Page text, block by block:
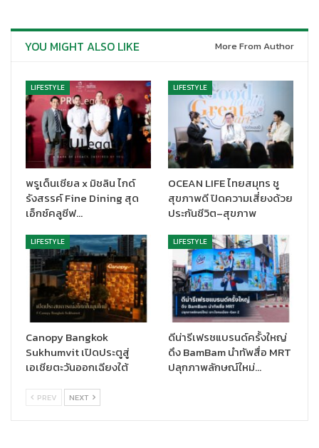
YOU MIGHT ALSO LIKE More From Author
LIFESTYLE
พรูเด็นเชียล x มิชลิน ไกด์
รังสรรค์ Fine Dining สุด
เอ็กซ์คลูซีฟ…
LIFESTYLE
OCEAN LIFE ไทยสมุทร ชู
สุขภาพดี ปิดความเสี่ยงด้วย
ประกันชีวิต–สุขภาพ
LIFESTYLE
Canopy Bangkok
Sukhumvit เปิดประตูสู่
เอเชียตะวันออกเฉียงใต้
LIFESTYLE
ดีน่ารีเฟรชแบรนด์ครั้งใหญ่
ดึง BamBam นำทัพสื่อ MRT
ปลุกภาพลักษณ์ใหม่…
PREV NEXT